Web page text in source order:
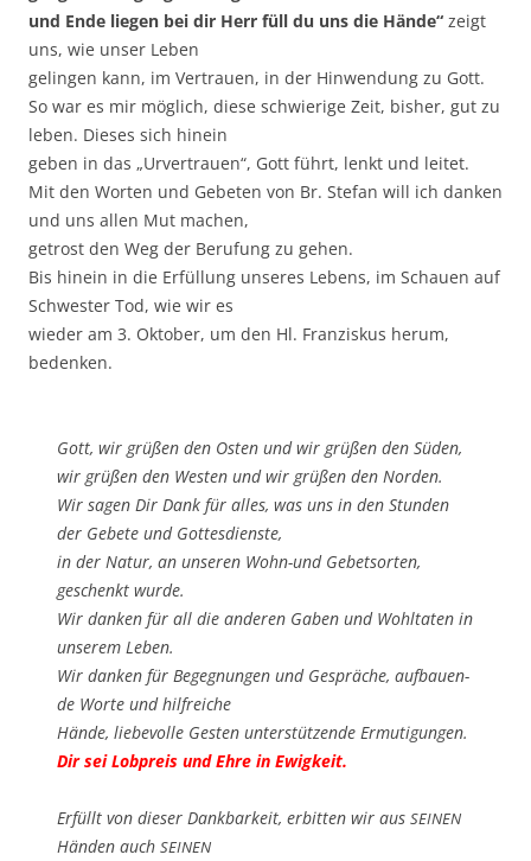
und Ende lie­gen bei dir Herr füll du uns die Hän­de“ zeigt
uns, wie unser Leben
gelin­gen kann, im Ver­trau­en, in der Hin­wen­dung zu Gott.
So war es mir mög­lich, die­se schwie­ri­ge Zeit, bis­her, gut zu
leben. Die­ses sich hin­ein
geben in das „Urver­trau­en“, Gott führt, lenkt und lei­tet.
Mit den Wor­ten und Gebe­ten von Br. Ste­fan will ich dan­ken
und uns allen Mut machen,
getrost den Weg der Beru­fung zu gehen.
Bis hin­ein in die Erfül­lung unse­res Lebens, im Schau­en auf
Schwes­ter Tod, wie wir es
wie­der am 3. Okto­ber, um den Hl. Fran­zis­kus her­um,
bedenken.
Gott, wir grü­ßen den Osten und wir grü­ßen den Süden,
wir grü­ßen den Wes­ten und wir grü­ßen den Nor­den.
Wir sagen Dir Dank für alles, was uns in den Stun­den
der Gebe­te und Got­tes­diens­te,
in der Natur, an unse­ren Wohn-und Gebets­or­ten,
geschenkt wur­de.
Wir dan­ken für all die ande­ren Gaben und Wohl­ta­ten in
unse­rem Leben.
Wir dan­ken für Begeg­nun­gen und Gesprä­che, auf­bau­en­
de Wor­te und hilf­rei­che
Hän­de, lie­be­vol­le Ges­ten unter­stüt­zen­de Ermu­ti­gun­gen.
Dir sei Lob­preis und Ehre in Ewigkeit.
Erfüllt von die­ser Dank­bar­keit, erbit­ten wir aus SEINEN
Hän­den auch SEINEN